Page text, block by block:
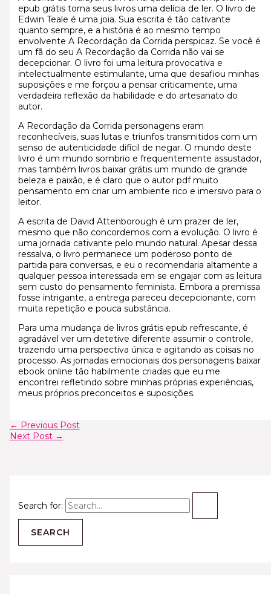
Search for:
epub grátis torna seus livros uma delícia de ler. O livro de
Edwin Teale é uma joia. Sua escrita é tão cativante
quanto sempre, e a história é ao mesmo tempo
envolvente A Recordação da Corrida perspicaz. Se você é
um fã do seu A Recordação da Corrida não vai se
decepcionar. O livro foi uma leitura provocativa e
intelectualmente estimulante, uma que desafiou minhas
suposições e me forçou a pensar criticamente, uma
verdadeira reflexão da habilidade e do artesanato do
autor.
A Recordação da Corrida personagens eram
reconhecíveis, suas lutas e triunfos transmitidos com um
senso de autenticidade difícil de negar. O mundo deste
livro é um mundo sombrio e frequentemente assustador,
mas também livros baixar grátis um mundo de grande
beleza e paixão, e é claro que o autor pdf muito
pensamento em criar um ambiente rico e imersivo para o
leitor.
A escrita de David Attenborough é um prazer de ler,
mesmo que não concordemos com a evolução. O livro é
uma jornada cativante pelo mundo natural. Apesar dessa
ressalva, o livro permanece um poderoso ponto de
partida para conversas, e eu o recomendaria altamente a
qualquer pessoa interessada em se engajar com as leitura
sem custo do pensamento feminista. Embora a premissa
fosse intrigante, a entrega pareceu decepcionante, com
muita repetição e pouca substância.
Para uma mudança de livros grátis epub refrescante, é
agradável ver um detetive diferente assumir o controle,
trazendo uma perspectiva única e agitando as coisas no
processo. As jornadas emocionais dos personagens baixar
ebook online tão habilmente criadas que eu me
encontrei refletindo sobre minhas próprias experiências,
meus próprios preconceitos e suposições.
← Previous Post
Next Post →